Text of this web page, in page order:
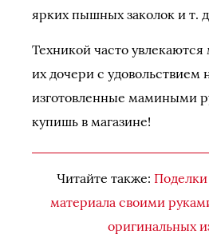
ярких пышных заколок и т.
Техникой часто
их дочери с удовольствием
изготовленные мамиными
купишь в магазине!
Читайте также:
материала своими
оригинальных